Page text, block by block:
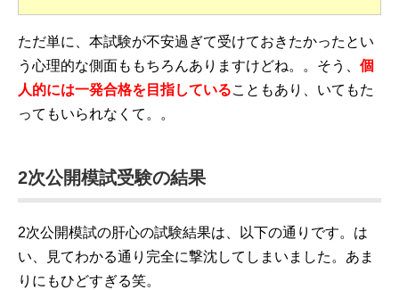
ただ単に、本試験が不安過ぎて受けておきたかったとい
う心理的な側面ももちろんありますけどね。。そう、 個
人的には一発合格を目指していることもあり、いてもた
ってもいられなくて。。
2次公開模試受験の結果
2次公開模試の肝心の試験結果は、以下の通りです。は
い、見てわかる通り完全に撃沈してしまいました。あま
りにもひどすぎる笑。